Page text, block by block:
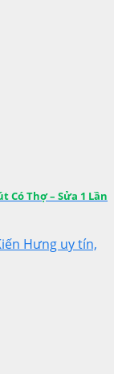
Có Thợ – Sửa 1 Lần
Hưng uy tín,